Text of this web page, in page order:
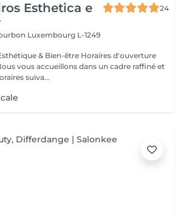
Esthetica e
24
Luxembourg L-1249
& Bien-être Horaires d'ouverture
vous accueillons dans un cadre raffiné et
suiva...